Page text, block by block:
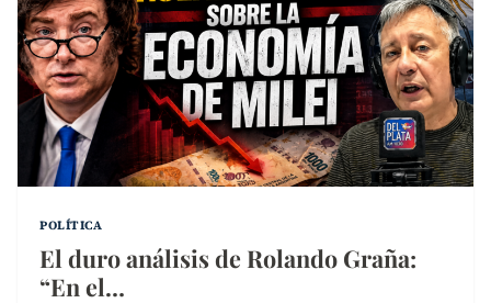
POLÍTICA
El duro análisis de Rolando Graña:
“En el…